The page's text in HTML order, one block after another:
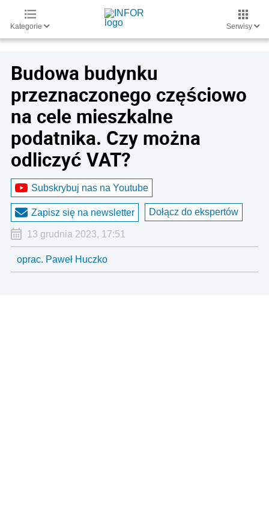
Kategorie Serwisy
Budowa budynku
przeznaczonego częściowo
na cele mieszkalne
podatnika. Czy można
odliczyć VAT?
Subskrybuj nas na Youtube
Zapisz się na newsletter Dołącz do ekspertów
13 grudnia 2023, 17:51
oprac. Paweł Huczko